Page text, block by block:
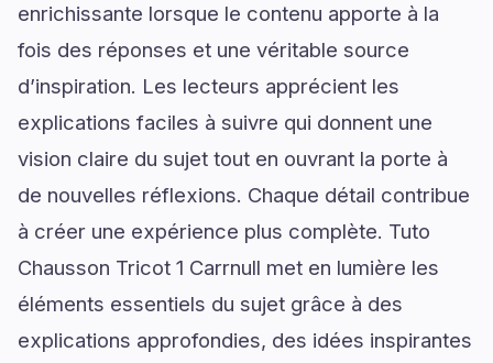
enrichissante lorsque le contenu apporte à la
fois des réponses et une véritable source
d’inspiration. Les lecteurs apprécient les
explications faciles à suivre qui donnent une
vision claire du sujet tout en ouvrant la porte à
de nouvelles réflexions. Chaque détail contribue
à créer une expérience plus complète. Tuto
Chausson Tricot 1 Carrnull met en lumière les
éléments essentiels du sujet grâce à des
explications approfondies, des idées inspirantes